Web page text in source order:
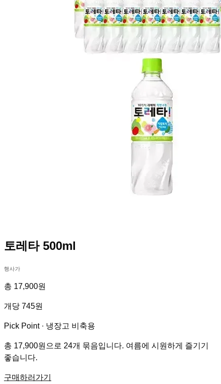
토레타 500ml
행사가
총 17,900원
개당 745원
Pick Point · 냉장고 비축용
총 17,900원으로 24개 묶음입니다. 여름에 시원하게 즐기기
좋습니다.
구매하러가기